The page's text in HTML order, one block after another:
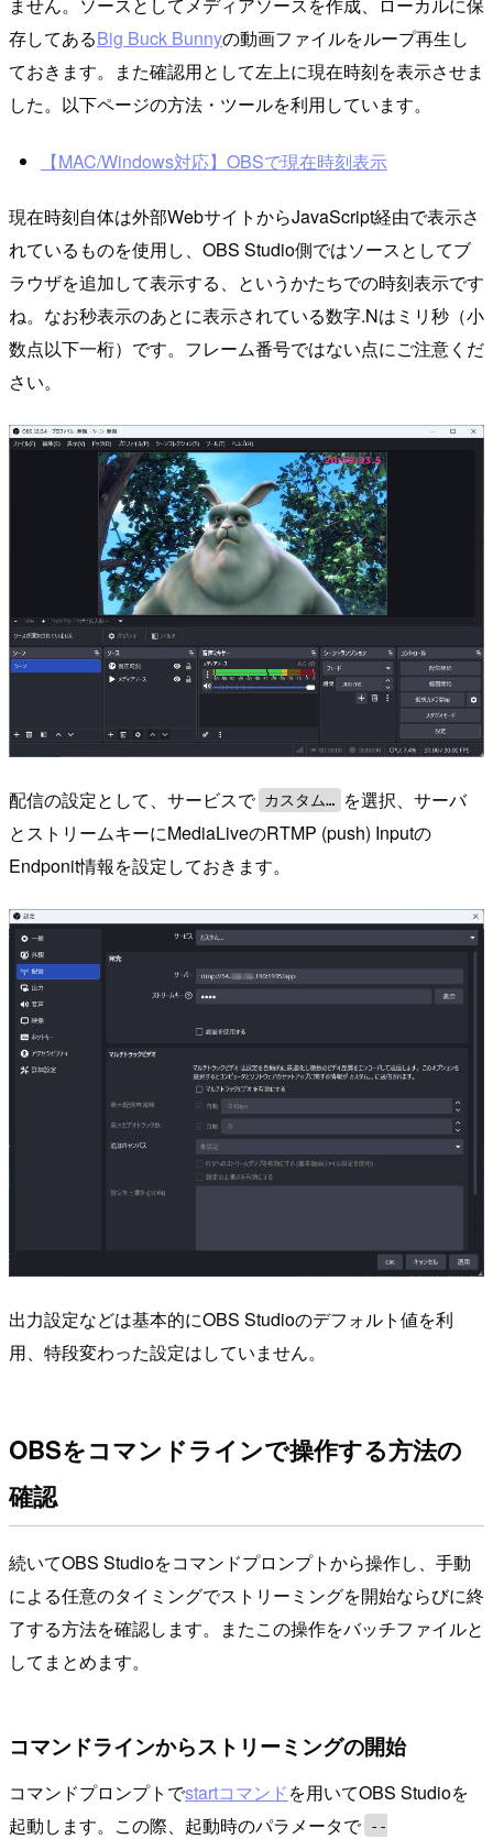
ません。ソースとしてメディアソースを作成、ローカルに保
存してあるBig Buck Bunnyの動画ファイルをループ再生し
ておきます。また確認用として左上に現在時刻を表示させま
した。以下ページの方法・ツールを利用しています。
【MAC/Windows対応】OBSで現在時刻表示
現在時刻自体は外部WebサイトからJavaScript経由で表示さ
れているものを使用し、OBS Studio側ではソースとしてブ
ラウザを追加して表示する、というかたちでの時刻表示です
ね。なお秒表示のあとに表示されている数字.Nはミリ秒（小
数点以下一桁）です。フレーム番号ではない点にご注意くだ
さい。
配信の設定として、サービスで カスタム…
を選択、サーバ
とストリームキーにMediaLiveのRTMP (push) Inputの
Endponit情報を設定しておきます。
出力設定などは基本的にOBS Studioのデフォルト値を利
用、特段変わった設定はしていません。
OBSをコマンドラインで操作する方法の
確認
続いてOBS Studioをコマンドプロンプトから操作し、手動
による任意のタイミングでストリーミングを開始ならびに終
了する方法を確認します。またこの操作をバッチファイルと
してまとめます。
コマンドラインからストリーミングの開始
コマンドプロンプトでstartコマンドを用いてOBS Studioを
起動します。この際、起動時のパラメータで
--